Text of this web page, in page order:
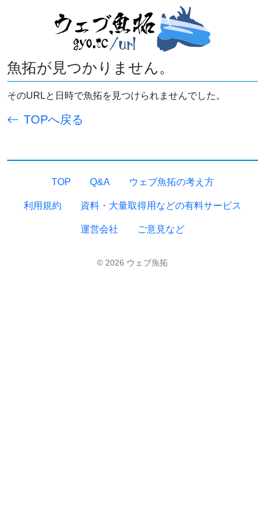
魚拓が見つかりません。
そのURLと日時で魚拓を見つけられませんでした。
TOPへ戻る
TOP Q&A ウェブ魚拓の考え方
利用規約 資料・大量取得用などの有料サービス
運営会社 ご意見など
© 2026 ウェブ魚拓